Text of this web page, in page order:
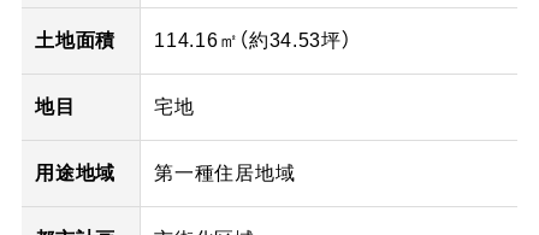
土地面積 114.16㎡（約34.53坪）
地目 宅地
用途地域 第一種住居地域